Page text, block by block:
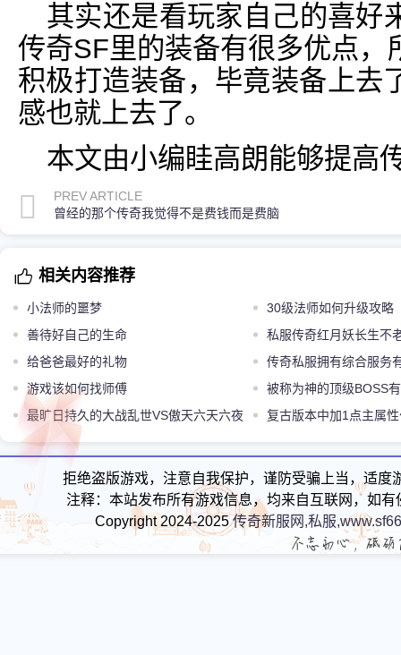
其实还是看玩家自己的喜好
传奇SF里的装备有很多优点，
积极打造装备，毕竟装备上去
感也就上去了。
本文由小编眭高朗能够提高
PREV ARTICLE
曾经的那个传奇我觉得不是费钱而是费脑
相关内容推荐
小法师的噩梦
30级法师如何升级攻略
善待好自己的生命
私服传奇红月妖长生不
了
给爸爸最好的礼物
传奇私服拥有综合服务
游戏该如何找师傅
被称为神的顶级BOSS
的那个超强
最旷日持久的大战乱世VS傲天六天六夜
铸就史诗
复古版本中加1点主属
备TOP4
拒绝盗版游戏，注意自我保护，谨防受骗上当，适
注释：本站发布所有游戏信息，均来自互联网，如
Copyright 2024-2025传奇新服网,私服